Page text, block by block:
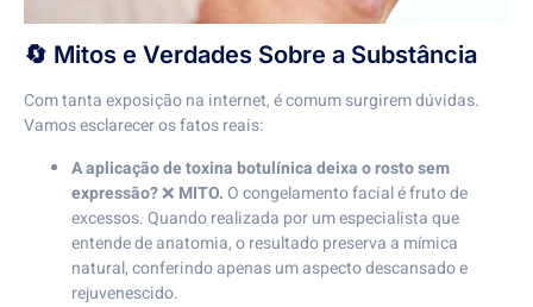
🔄 Mitos e Verdades Sobre a Substância
Com tanta exposição na internet, é comum surgirem dúvidas.
Vamos esclarecer os fatos reais:
A aplicação de toxina botulínica deixa o rosto sem
expressão?❌ MITO. O congelamento facial é fruto de
excessos. Quando realizada por um especialista que
entende de anatomia, o resultado preserva a mímica
natural, conferindo apenas um aspecto descansado e
rejuvenescido.